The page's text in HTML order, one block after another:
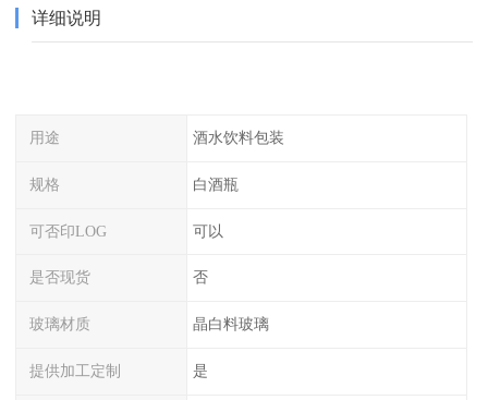
详细说明
用途 酒水饮料包装
规格 白酒瓶
可否印LOG 可以
是否现货 否
玻璃材质 晶白料玻璃
提供加工定制 是